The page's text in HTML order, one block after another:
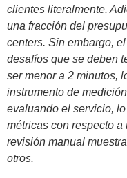
clientes literalmente.
una fracción del
centers. Sin embargo,
desafíos que se deben
ser menor a 2 minutos,
instrumento de
evaluando el servicio,
métricas con respecto
revisión manual
otros.